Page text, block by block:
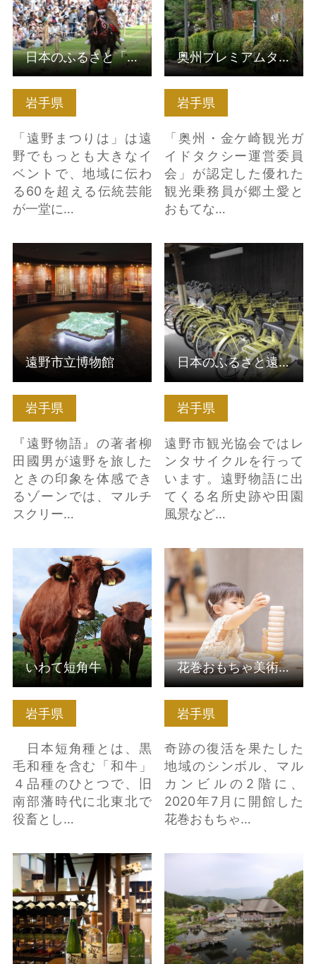
岩手県
「遠野まつりは」は遠
野でもっとも大きなイ
ベントで、地域に伝わ
る60を超える伝統芸能
が一堂に…
日本のふるさと「遠野まつり」と「遠野南部流鏑馬」
岩手県
「奥州・金ケ崎観光ガ
イドタクシー運営委員
会」が認定した優れた
観光乗務員が郷土愛と
おもてな…
奥州プレミアムタクシー認定乗務員と行く 奥州ロマンの旅
岩手県
『遠野物語』の著者柳
田國男が遠野を旅した
ときの印象を体感でき
るゾーンでは、マルチ
スクリー…
遠野市立博物館 の詳細
はこちら
遠野市立博物館
岩手県
遠野市観光協会ではレ
ンタサイクルを行って
います。遠野物語に出
てくる名所史跡や田園
風景など…
日本のふるさと遠野め
ぐり レンタサイクル
の詳細はこちら
日本のふるさと遠野めぐり レンタサイクル
岩手県
日本短角種とは、黒
毛和種を含む「和牛」
４品種のひとつで、旧
南部藩時代に北東北で
役畜とし…
いわて短角牛 の詳細は
こちら
いわて短角牛
岩手県
奇跡の復活を果たした
地域のシンボル、マル
カンビルの2階に、
2020年7月に開館した
花巻おもちゃ…
花巻おもちゃ美術館 の
詳細はこちら
花巻おもちゃ美術館
【岩手県紫波町】紫波
フルーツパーク 自園
自醸ワイン紫波ワイ…
の詳細はこちら